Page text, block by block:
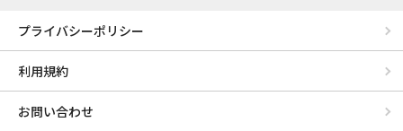
プライバシーポリシー
利用規約
お問い合わせ